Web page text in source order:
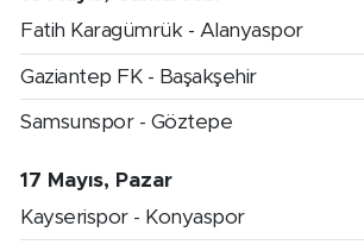
Fatih Karagümrük - Alanyaspor
Gaziantep FK - Başakşehir
Samsunspor - Göztepe
17 Mayıs, Pazar
Kayserispor - Konyaspor